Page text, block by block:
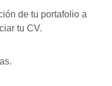
de tu portafolio a
tu CV.